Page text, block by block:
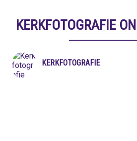
KERKFOTOGRAFIE
KERKFOTOGRAFIE